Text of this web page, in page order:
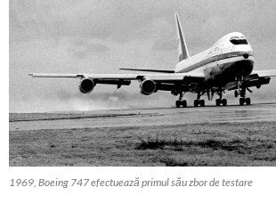
1969, Boeing 747 efectuează primul său zbor de testare